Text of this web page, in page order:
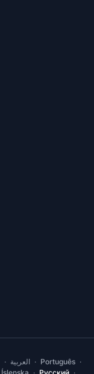
· العربية · Português ·